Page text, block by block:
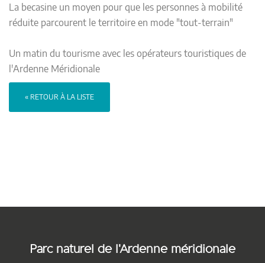
La becasine un moyen pour que les personnes à mobilité
réduite parcourent le territoire en mode "tout-terrain"
Un matin du tourisme avec les opérateurs touristiques de
l'Ardenne Méridionale
« RETOUR À LA LISTE
Parc naturel de l'Ardenne méridionale